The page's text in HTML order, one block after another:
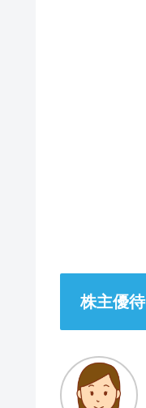
株主優待